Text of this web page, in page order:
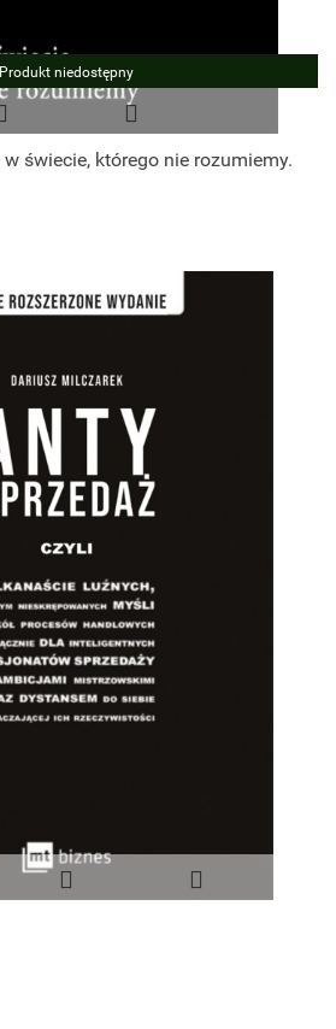
Produkt niedostępny
świecie, którego nie rozumiemy.